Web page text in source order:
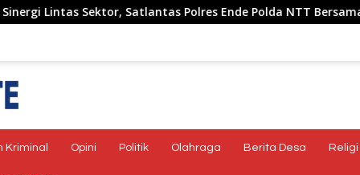
Sektor, Satlantas Polres Ende Polda NTT Bersama Forum
Kriminal Opini Politik Olahraga Berita Desa Religi